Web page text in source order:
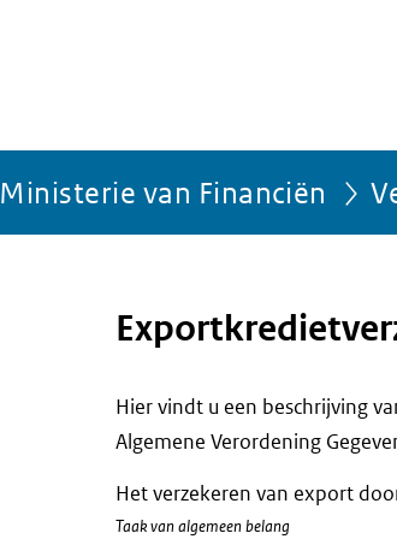
Ministerie van Financiën
Hier vindt u een beschrijving
Algemene Verordening
Het verzekeren van export
Taak van algemeen belang